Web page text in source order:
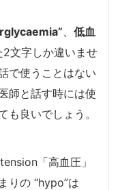
、 低血
2文字しか違いませ
で使うことはない
師と話す時には使
も良いでしょう。
「高血圧」
りの “hypo”は